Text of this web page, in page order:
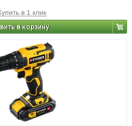
в 1 клик
в корзину